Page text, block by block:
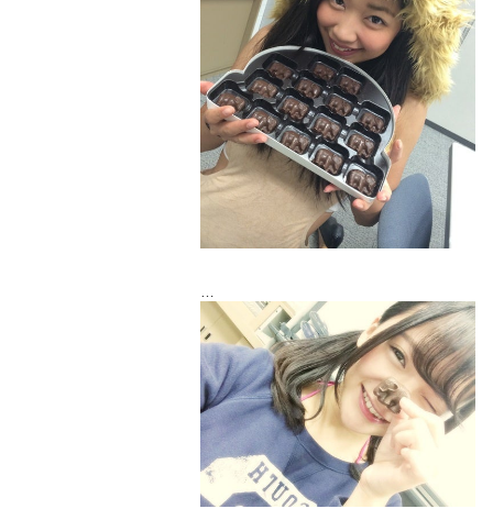
ゾウさんのチョコレートをぱくりっ。